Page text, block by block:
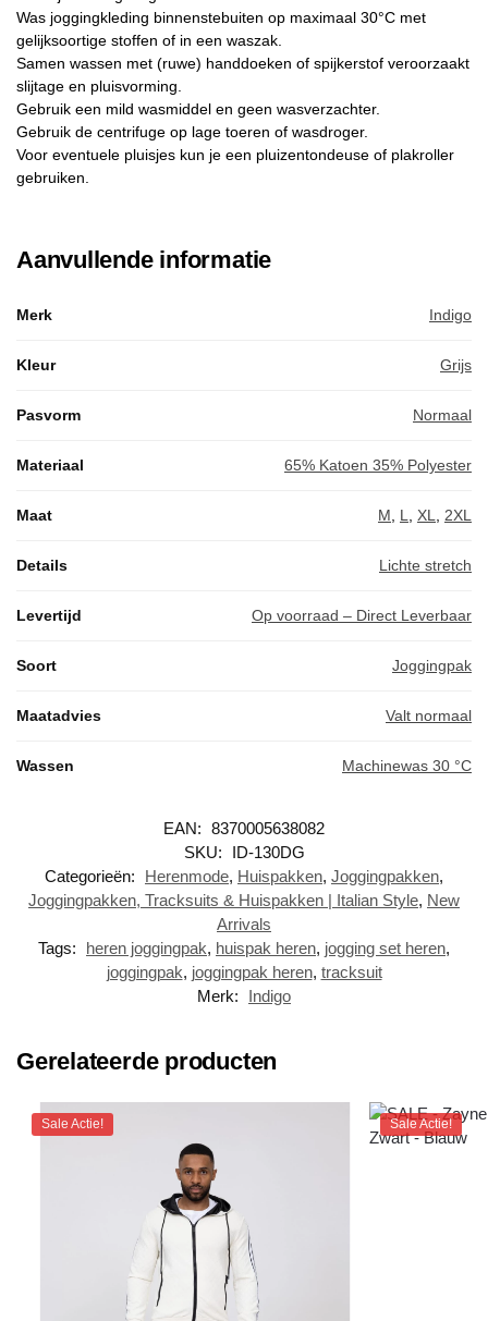
Was joggingkleding binnenstebuiten op maximaal 30°C met
gelijksoortige stoffen of in een waszak.
Samen wassen met (ruwe) handdoeken of spijkerstof veroorzaakt
slijtage en pluisvorming.
Gebruik een mild wasmiddel en geen wasverzachter.
Gebruik de centrifuge op lage toeren of wasdroger.
Voor eventuele pluisjes kun je een pluizentondeuse of plakroller
gebruiken.
Aanvullende informatie
Merk Indigo
Kleur Grijs
Pasvorm Normaal
Materiaal 65% Katoen 35% Polyester
Maat M L XL 2XL
Details Lichte stretch
Levertijd Op voorraad – Direct Leverbaar
Soort Joggingpak
Maatadvies Valt normaal
Wassen Machinewas 30 °C
EAN: 8370005638082
SKU:
ID-130DG
Categorieën:
Herenmode, Huispakken, Joggingpakken,
Joggingpakken, Tracksuits & Huispakken | Italian Style, New
Arrivals
Tags:
heren joggingpak, huispak heren, jogging set heren,
joggingpak, joggingpak heren, tracksuit
Merk:
Indigo
Gerelateerde producten
Sale Actie! Sale Actie!